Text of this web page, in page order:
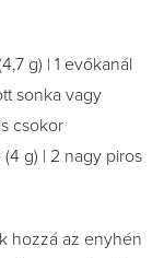
g) | 1 evőkanál
sonka vagy
csokor
g) | 2 nagy piros
hozzá az enyhén